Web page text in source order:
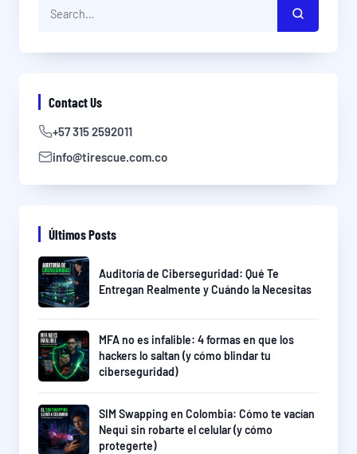
Contact Us
+57 315 2592011
info@tirescue.com.co
Últimos Posts
Auditoría de Ciberseguridad: Qué Te
Entregan Realmente y Cuándo la Necesitas
MFA no es infalible: 4 formas en que los
hackers lo saltan (y cómo blindar tu
ciberseguridad)
SIM Swapping en Colombia: Cómo te vacían
Nequi sin robarte el celular (y cómo
protegerte)